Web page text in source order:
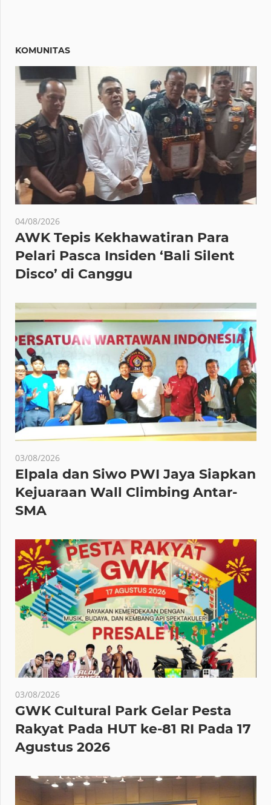
KOMUNITAS
04/08/2026
AWK Tepis Kekhawatiran Para
Pelari Pasca Insiden ‘Bali Silent
Disco’ di Canggu
03/08/2026
Elpala dan Siwo PWI Jaya Siapkan
Kejuaraan Wall Climbing Antar-
SMA
03/08/2026
GWK Cultural Park Gelar Pesta
Rakyat Pada HUT ke-81 RI Pada 17
Agustus 2026